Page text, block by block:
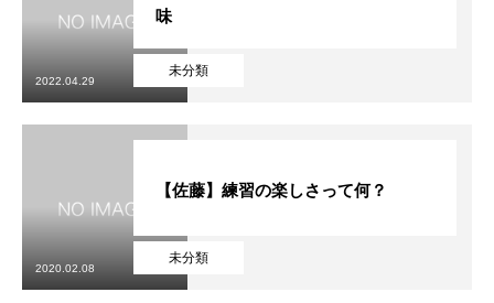
未分類
味
2022.04.29
未分類
【佐藤】練習の楽しさって何？
2020.02.08